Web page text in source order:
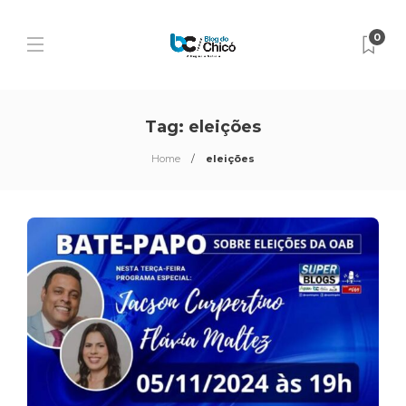
0
Tag: eleições
Home eleições